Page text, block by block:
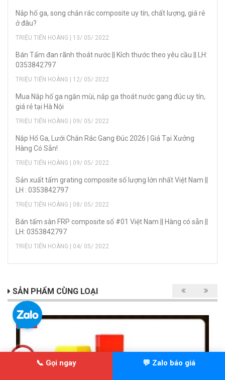
Nắp hố ga, song chắn rác composite uy tín, chất lượng, giá rẻ
ở đâu?
TRIỆU TIẾN HOÀNG | 13/ 05/ 2022
Bán Tấm đan rãnh thoát nước || Kích thước theo yêu cầu || LH:
0353842797
TRIỆU TIẾN HOÀNG | 12/ 05/ 2022
Mua Nắp hố ga ngăn mùi, nắp ga thoát nước gang đúc uy tín,
giá rẻ tại Hà Nội
TRIỆU TIẾN HOÀNG | 09/ 05/ 2022
Nắp Hố Ga, Lưới Chắn Rác Gang Đúc 2026 | Giá Tại Xưởng
Hàng Có Sẵn!
TRIỆU TIẾN HOÀNG | 09/ 05/ 2022
Sản xuất tấm grating composite số lượng lớn nhất Việt Nam ||
LH : 0353842797
TRIỆU TIẾN HOÀNG | 08/ 05/ 2022
Bán tấm sàn FRP composite số #01 Việt Nam || Hàng có sẵn ||
LH: 0353842797
TRIỆU TIẾN HOÀNG | 04/ 05/ 2022
SẢN PHẨM CÙNG LOẠI
Sale
📞 Gọi ngay 💬 Zalo báo giá